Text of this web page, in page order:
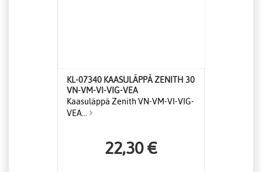
KL-07340 KAASULÄPPÄ ZENITH 30
VN-VM-VI-VIG-VEA
Kaasuläppä Zenith VN-VM-VI-VIG-
VEA...
22,30 €